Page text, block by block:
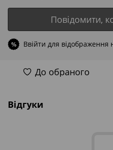
Повідомити,
% Ввійти для відображення
До обраного
Відгуки